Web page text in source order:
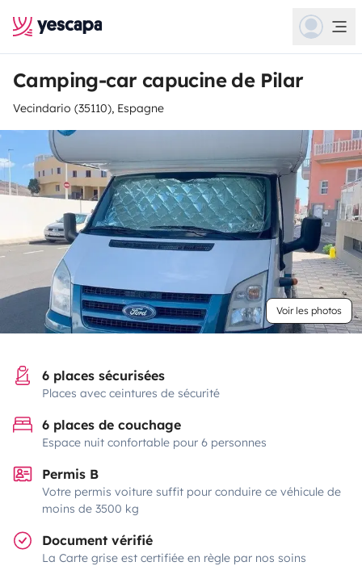
Camping-car capucine de Pilar
Vecindario (35110), Espagne
Voir les photos
6 places sécurisées
Places avec ceintures de sécurité
6 places de couchage
Espace nuit confortable pour 6 personnes
Permis B
Votre permis voiture suffit pour conduire ce véhicule de
moins de 3500 kg
Document vérifié
La Carte grise est certifiée en règle par nos soins